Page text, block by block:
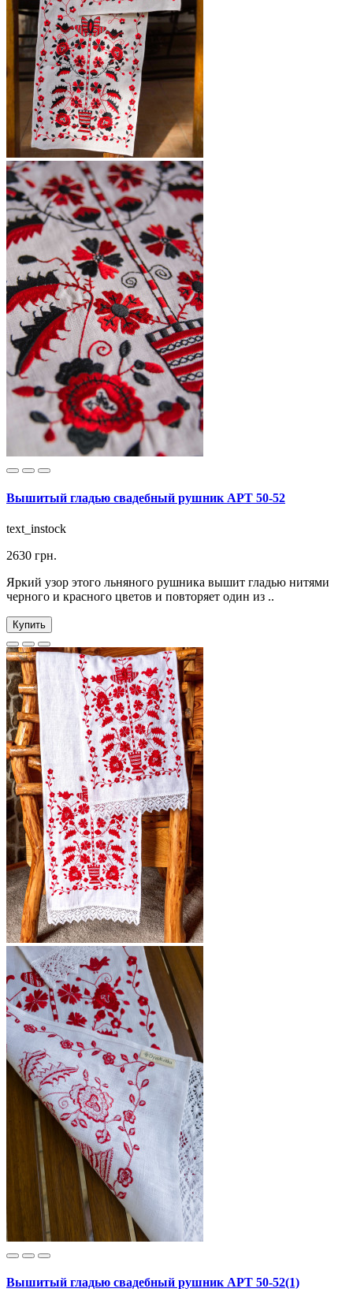
Вышитый гладью свадебный рушник АРТ 50-52
text_instock
2630 грн.
Яркий узор этого льняного рушника вышит гладью нитями
черного и красного цветов и повторяет один из ..
Купить
Вышитый гладью свадебный рушник АРТ 50-52(1)